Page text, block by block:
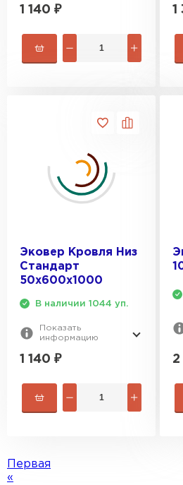
1 140 ₽ 1
Эковер Кровля Низ
Стандарт
50х600х1000
В наличии 1044 уп.
Показать
информацию
1 140 ₽ 2
Первая
«